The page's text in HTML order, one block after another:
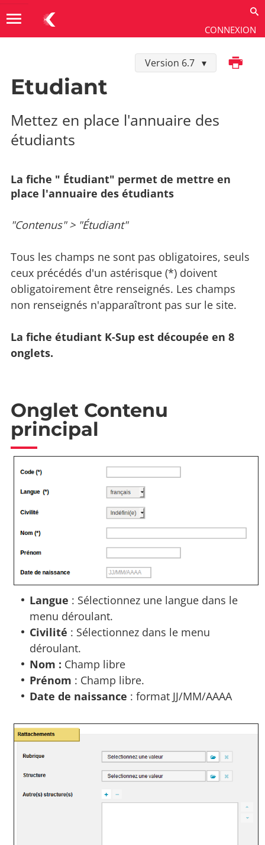
CONNEXION
menu
Version 6.7Imprimer
Types de fiches
Etudiant
Mettez en place l'annuaire des
étudiants
La fiche " Étudiant" permet de mettre en
place l'annuaire des étudiants
"Contenus" > "Étudiant"
Tous les champs ne sont pas obligatoires, seuls
ceux précédés d'un astérisque (*) doivent
obligatoirement être renseignés. Les champs
non renseignés n'apparaîtront pas sur le site.
La fiche étudiant K-Sup est découpée en 8
onglets.
Onglet Contenu
principal
Langue : Sélectionnez une langue dans le
menu déroulant.
Civilité : Sélectionnez dans le menu
déroulant.
Nom : Champ libre
Prénom : Champ libre.
Date de naissance : format JJ/MM/AAAA